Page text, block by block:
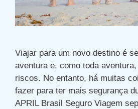
Viajar para um novo destino é
aventura e, como toda
riscos. No entanto, há muitas
fazer para ter mais segurança
APRIL Brasil Seguro Viagem